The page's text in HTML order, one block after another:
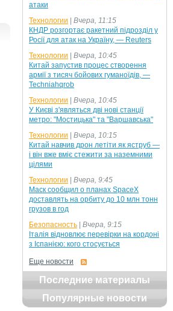
24 октября 2016 г.
Существование
2 подтверждено
производителем
атаки
Технологии
Вчера, 11:15
КНДР розгортає ракетний підрозділ у
Росії для атак на Україну, — Reuters
Технологии
Вчера, 10:45
Китай запустив процес створення
армії з тисяч бойових гуманоїдів, —
Techniahqrob
Технологии
Вчера, 10:45
У Києві з'являться дві нові станції
метро: "Мостицька" та "Варшавська"
Технологии
Вчера, 10:15
Китай навчив дрон летіти як яструб —
і він вже вміє стежити за наземними
цілями
Технологии
Вчера, 9:45
Маск сообщил о планах SpaceX
доставлять на орбиту до 10 млн тонн
грузов в год
Безопасность
Вчера, 9:15
Італія відновлює перевірки на кордоні
з Іспанією: кого стосується
Еще новости
Последние материалы
Популярные новости